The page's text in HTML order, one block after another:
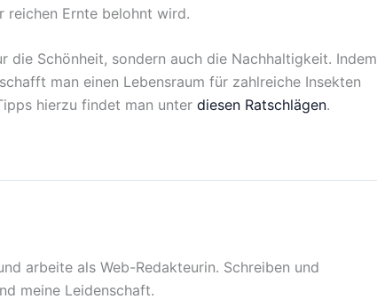
reichen Ernte belohnt wird.
Schönheit, sondern auch die Nachhaltigkeit. Indem
man einen Lebensraum für zahlreiche Insekten
hierzu findet man unter diesen Ratschlägen.
arbeite als Web-Redakteurin. Schreiben und
meine Leidenschaft.